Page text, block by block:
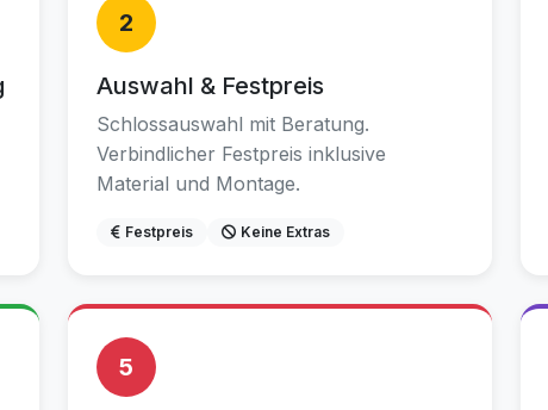
2
Auswahl & Festpreis
Schlossauswahl mit Beratung.
Verbindlicher Festpreis inklusive
Material und Montage.
Festpreis Keine Extras
5